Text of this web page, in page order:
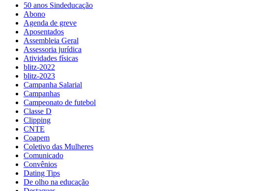
50 anos Sindeducação
Abono
Agenda de greve
Aposentados
Assembleia Geral
Assessoria jurídica
Atividades físicas
blitz-2022
blitz-2023
Campanha Salarial
Campanhas
Campeonato de futebol
Classe D
Clipping
CNTE
Coapem
Coletivo das Mulheres
Comunicado
Convênios
Dating Tips
De olho na educação